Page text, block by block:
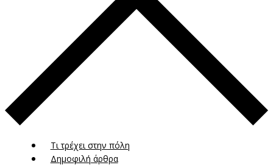
Τι τρέχει στην πόλη
Δημοφιλή άρθρα